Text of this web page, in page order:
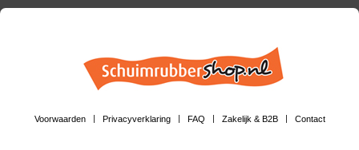
Voorwaarden Privacyverklaring FAQ Zakelijk & B2B Contact